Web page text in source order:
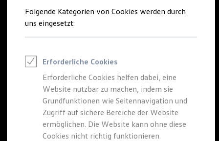
Jobs in Produktion und Logistik
Talentpool für Fach- und Führungsexpertinnen
Arbeiten bei VW
Was uns ausmacht
Wir bei Volkswagen
Onboarding und Einarbeitung
Unternehmensbereiche
Standorte
Verhaltensgrundsätze
Karriere Magazin
Talentpool
Deine Bewerbung
Onlinebewerbung: So geht's
Folgende Kategorien von Cookies werden durch
uns eingesetzt:
Erforderliche Cookies
Erforderliche Cookies helfen dabei, eine
Website nutzbar zu machen, indem sie
Grundfunktionen wie Seitennavigation und
Zugriff auf sichere Bereiche der Website
ermöglichen. Die Website kann ohne diese
Cookies nicht richtig funktionieren.